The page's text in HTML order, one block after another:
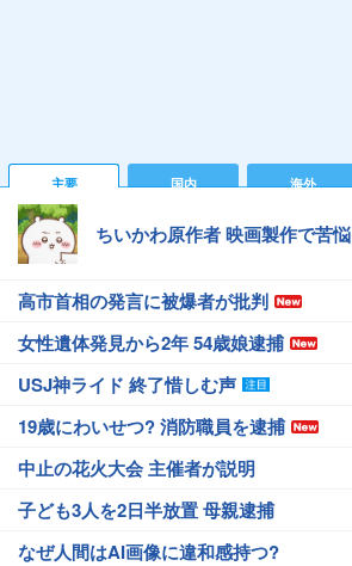
主要 国内 海外
ちいかわ原作者 映画製作で苦悩
高市首相の発言に被爆者が批判
女性遺体発見から2年 54歳娘逮捕
USJ神ライド 終了惜しむ声
19歳にわいせつ? 消防職員を逮捕
中止の花火大会 主催者が説明
子ども3人を2日半放置 母親逮捕
なぜ人間はAI画像に違和感持つ?